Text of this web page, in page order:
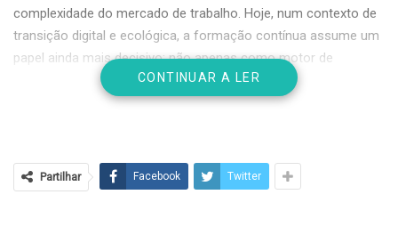
complexidade do mercado de trabalho. Hoje, num contexto de
transição digital e ecológica, a formação contínua assume um
papel ainda mais decisivo: não apenas como motor de
empregabilidade, mas como alicerce de inovação,
adaptabilidade e coesão social. Ignorar esta dimensão é
A formação profissional em Portugal tem evoluído
CONTINUAR A LER
Partilhar Facebook Twitter